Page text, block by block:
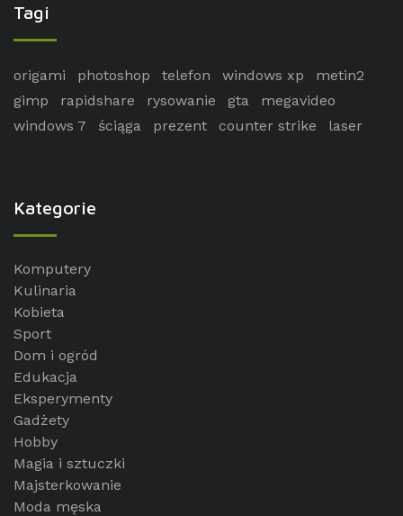
Tagi
origami photoshop telefon windows xp
metin2
gimp
rapidshare rysowanie gta
megavideo
windows 7
ściąga prezent counter strike laser
Kategorie
Komputery
Kulinaria
Kobieta
Sport
Dom i ogród
Edukacja
Eksperymenty
Gadżety
Hobby
Magia i sztuczki
Majsterkowanie
Moda męska